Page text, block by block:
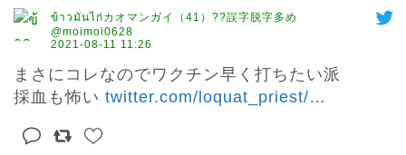
ข้าวมันไก่カオマンガイ（41）??誤字脱字多め
@moimoi0628
2021-08-11 11:26
まさにコレなのでワクチン早く打ちたい派
採血も怖い twitter.com/loquat_priest/…